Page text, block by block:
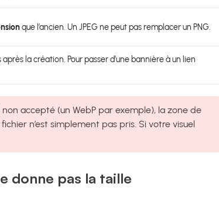
que l’ancien. Un JPEG ne peut pas remplacer un PNG.
la création. Pour passer d’une bannière à un lien
accepté (un WebP par exemple), la zone de
fichier n’est simplement pas pris. Si votre visuel
donne pas la taille